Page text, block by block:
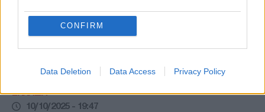
CONFIRM
Data Deletion Data Access Privacy Policy
ΕΛΛΑΔΑ
10/10/2025 - 19:47